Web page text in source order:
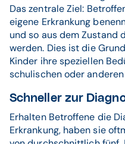
Das zentrale Ziel:
eigene Erkrankung
und so aus dem Zustand
werden. Dies ist die
Kinder ihre speziellen
schulischen oder
Schneller zur
Erhalten Betroffene die
Erkrankung, haben sie